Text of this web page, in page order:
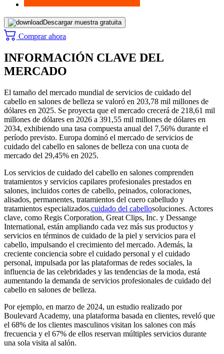
Descargar muestra gratuita
Comprar ahora
INFORMACIÓN CLAVE DEL
MERCADO
El tamaño del mercado mundial de servicios de cuidado del
cabello en salones de belleza se valoró en 203,78 mil millones de
dólares en 2025. Se proyecta que el mercado crecerá de 218,61 mil
millones de dólares en 2026 a 391,55 mil millones de dólares en
2034, exhibiendo una tasa compuesta anual del 7,56% durante el
período previsto. Europa dominó el mercado de servicios de
cuidado del cabello en salones de belleza con una cuota de
mercado del 29,45% en 2025.
Los servicios de cuidado del cabello en salones comprenden
tratamientos y servicios capilares profesionales prestados en
salones, incluidos cortes de cabello, peinados, coloraciones,
alisados, permanentes, tratamientos del cuero cabelludo y
tratamientos especializados.cuidado del cabellosoluciones. Actores
clave, como Regis Corporation, Great Clips, Inc. y Dessange
International, están ampliando cada vez más sus productos y
servicios en términos de cuidado de la piel y servicios para el
cabello, impulsando el crecimiento del mercado. Además, la
creciente conciencia sobre el cuidado personal y el cuidado
personal, impulsada por las plataformas de redes sociales, la
influencia de las celebridades y las tendencias de la moda, está
aumentando la demanda de servicios profesionales de cuidado del
cabello en salones de belleza.
Por ejemplo, en marzo de 2024, un estudio realizado por
Boulevard Academy, una plataforma basada en clientes, reveló que
el 68% de los clientes masculinos visitan los salones con más
frecuencia y el 67% de ellos reservan múltiples servicios durante
una sola visita al salón.